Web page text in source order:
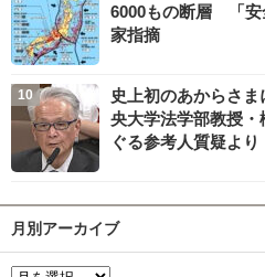
6000もの断層 「安
家指摘
史上初のあからさ
央大学法学部教授
ぐる参考人質疑より
月別アーカイブ